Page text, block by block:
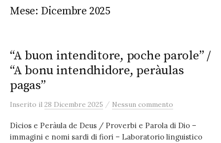
Mese: Dicembre 2025
“A buon intenditore, poche parole” /
“A bonu intendhidore, peràulas
pagas”
Inserito il 28 Dicembre 2025 / Nessun commento
Dìcios e Peràula de Deus / Proverbi e Parola di Dio –
immagini e nomi sardi di fiori – Laboratorio linguistico